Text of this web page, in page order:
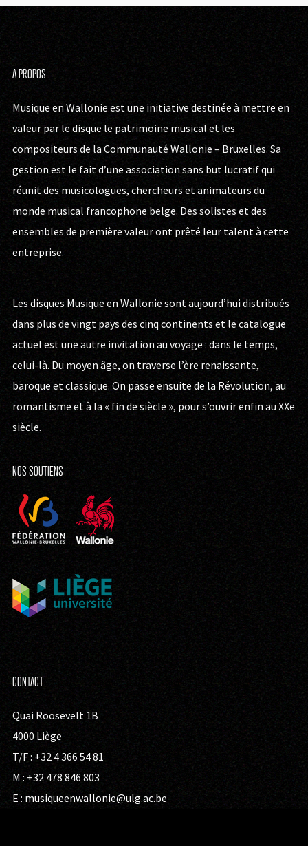
A PROPOS
Musique en Wallonie est une initiative destinée à mettre en
valeur par le disque le patrimoine musical et les
compositeurs de la Communauté Wallonie – Bruxelles. Sa
gestion est le fait d’une association sans but lucratif qui
réunit des musicologues, chercheurs et animateurs du
monde musical francophone belge. Des solistes et des
ensembles de première valeur ont prêté leur talent à cette
entreprise.
Les disques Musique en Wallonie sont aujourd’hui distribués
dans plus de vingt pays des cinq continents et le catalogue
actuel est une autre invitation au voyage : dans le temps,
celui-là. Du moyen âge, on traverse l’ère renaissante,
baroque et classique. On passe ensuite de la Révolution, au
romantisme et à la « fin de siècle », pour s’ouvrir enfin au XXe
siècle.
NOS SOUTIENS
CONTACT
Quai Roosevelt 1B
4000 Liège
T/F : +32 4 366 54 81
M : +32 478 846 803
E : musiqueenwallonie@ulg.ac.be